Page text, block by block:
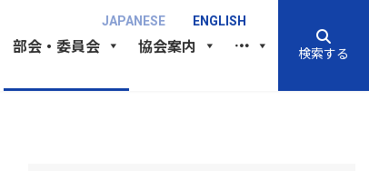
JAPANESE ENGLISH
検索する
部会・委員会 協会案内